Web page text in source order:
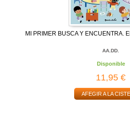
MI PRIMER BUSCA Y ENCUENTRA.
AA.DD.
Disponible
11,95 €
AFEGIR A LA